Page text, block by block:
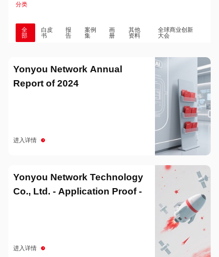
分类
全
部
白皮
书
报
告
案例
集
画
册
其他
资料
全球商业创新
大会
Yonyou Network Annual
Report of 2024
进入详情
Yonyou Network Technology
Co., Ltd. - Application Proof -
进入详情